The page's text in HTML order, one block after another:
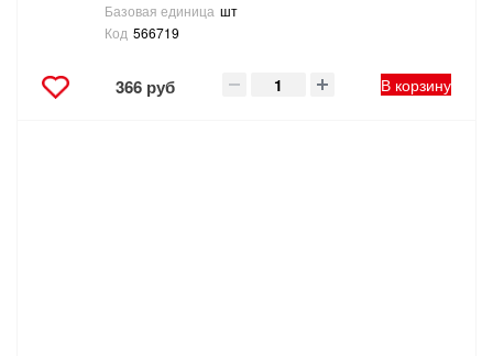
Базовая единица шт
Код 566719
366 руб В корзину